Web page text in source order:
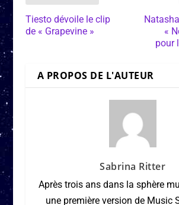
Tiesto dévoile le clip
de « Grapevine »
«
pour
A PROPOS DE L'AUTEUR
Sabrina Ritter
Après trois ans dans la sphère
une première version de Music